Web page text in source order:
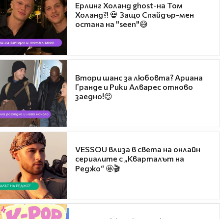
Ерлинг Холанд ghost-на Том
Холанд?! 💀 Защо Спайдър-мен
остана на "seen"😅
Втори шанс за любовта? Ариана
Гранде и Рики Алварес отново
заедно!😍
VESSOU влиза в света на онлайн
сериалите с „Кварталът на
Реджо“ 🤩🎬